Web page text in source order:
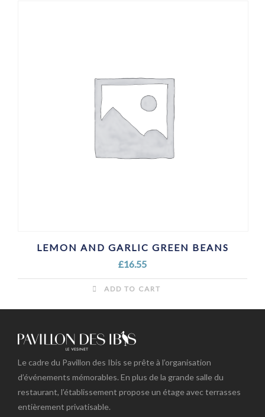
LEMON AND GARLIC GREEN BEANS
£16.55
ADD TO CART
Le cadre du Pavillon des Ibis se prête à l’organisation
d’événements mémorables. En plus de la grande salle du
restaurant, l’établissement propose un étage avec terrasses
entièrement privatisable.